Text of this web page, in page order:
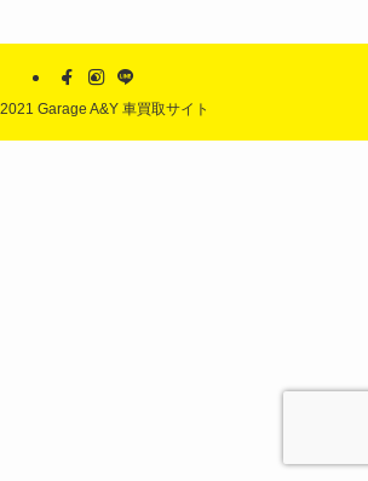
Garage A&Y 車買取サイト